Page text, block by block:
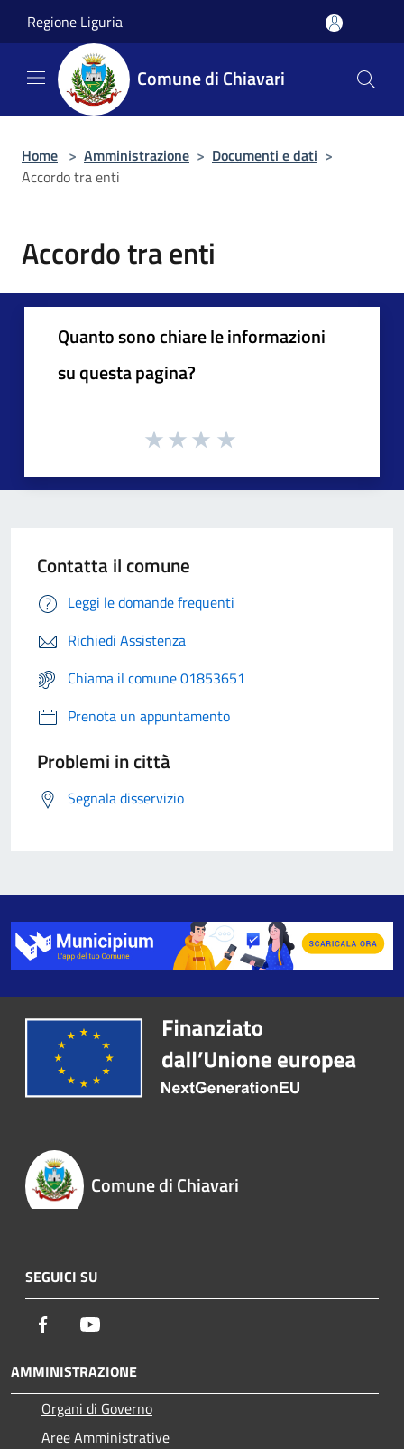
Regione Liguria
Comune di Chiavari
Home > Amministrazione > Documenti e dati >
Accordo tra enti
Accordo tra enti
Quanto sono chiare le informazioni
su questa pagina?
Contatta il comune
Leggi le domande frequenti
Richiedi Assistenza
Chiama il comune 01853651
Prenota un appuntamento
Problemi in città
Segnala disservizio
Comune di Chiavari
SEGUICI SU
Facebook
AMMINISTRAZIONE
Organi di Governo
Aree Amministrative